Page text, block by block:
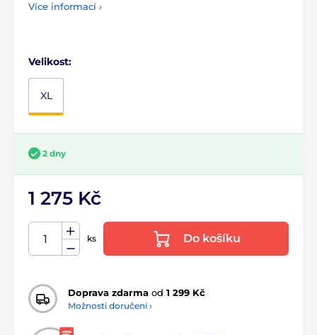
Více informací ›
Velikost:
XL
2 dny
1 275 Kč
ks Do košíku
Doprava zdarma od 1 299 Kč
Možnosti doručení ›